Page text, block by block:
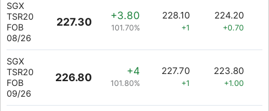
SGX
TSR20
FOB
08/26
227.30
+3.80
101.70%
228.10
+1
224.20
+0.70
SGX
TSR20
FOB
09/26
226.80
+4
101.80%
227.70
+1
223.80
+1.00